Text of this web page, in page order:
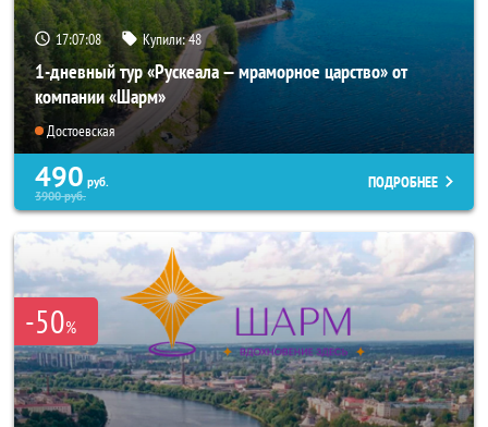
17:07:07 Купили:48
1-дневный тур «Рускеала — мраморное царство» от
компании «Шарм»
Достоевская
490 руб.
3900руб.
ПОДРОБНЕЕ
-50%